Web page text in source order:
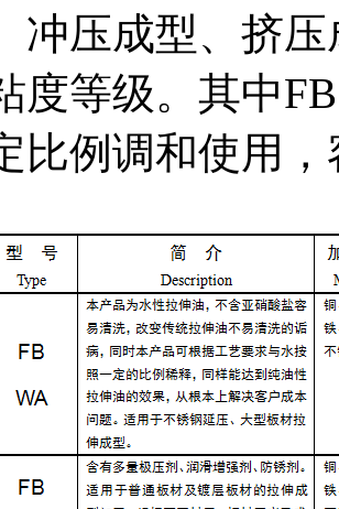
冲压成型、挤
度等级。其中
比例调和使用